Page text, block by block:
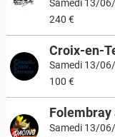
Samedi 13/
240 €
Croix-en-
Samedi 13/
100 €
Folembray
Samedi 13/